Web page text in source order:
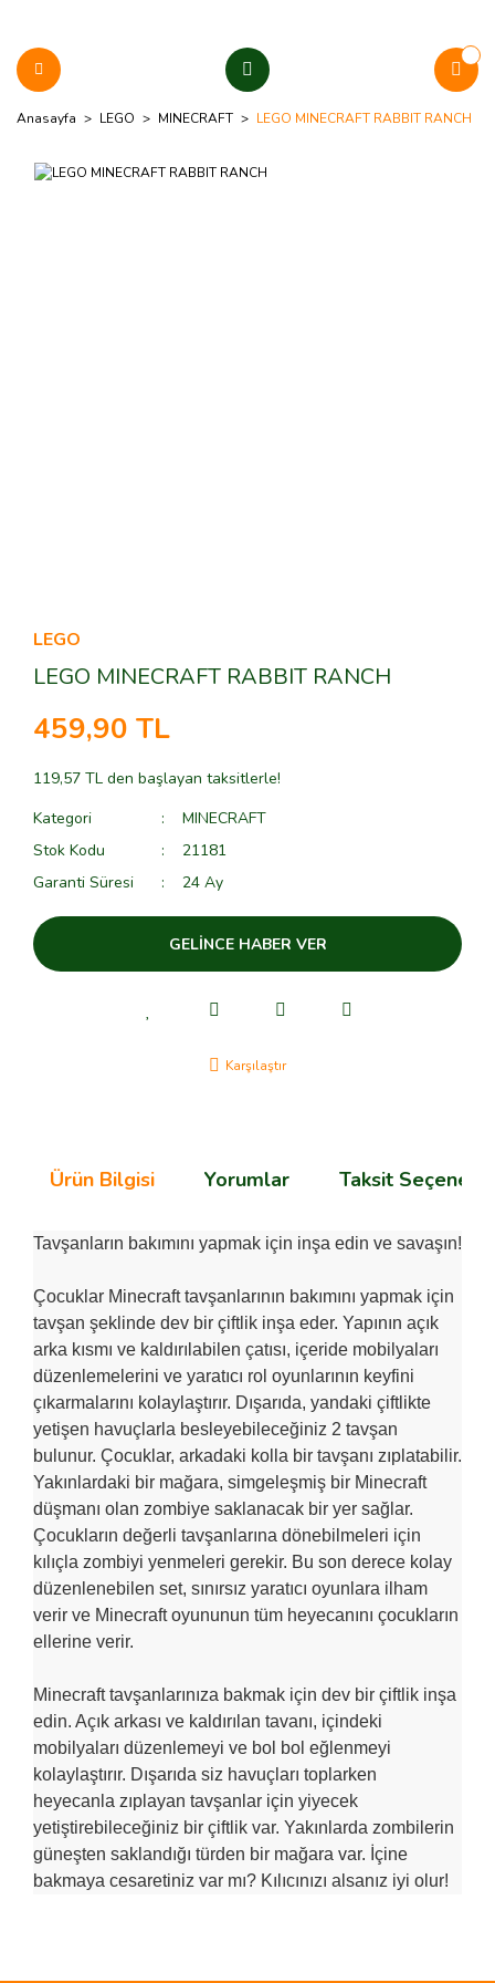
Anasayfa LEGO MINECRAFT LEGO MINECRAFT RABBIT RANCH
LEGO
LEGO MINECRAFT RABBIT RANCH
459,90 TL
119,57 TL den başlayan taksitlerle!
Kategori
MINECRAFT
Stok Kodu
21181
Garanti Süresi
24 Ay
GELİNCE HABER VER
Karşılaştır
Ürün Bilgisi Yorumlar Taksit
Tavşanların bakımını yapmak için inşa edin ve savaşın!
Çocuklar Minecraft tavşanlarının bakımını yapmak için
tavşan şeklinde dev bir çiftlik inşa eder. Yapının açık
arka kısmı ve kaldırılabilen çatısı, içeride mobilyaları
düzenlemelerini ve yaratıcı rol oyunlarının keyfini
çıkarmalarını kolaylaştırır. Dışarıda, yandaki çiftlikte
yetişen havuçlarla besleyebileceğiniz 2 tavşan
bulunur. Çocuklar, arkadaki kolla bir tavşanı zıplatabilir.
Yakınlardaki bir mağara, simgeleşmiş bir Minecraft
düşmanı olan zombiye saklanacak bir yer sağlar.
Çocukların değerli tavşanlarına dönebilmeleri için
kılıçla zombiyi yenmeleri gerekir. Bu son derece kolay
düzenlenebilen set, sınırsız yaratıcı oyunlara ilham
verir ve Minecraft oyununun tüm heyecanını çocukların
ellerine verir.
Minecraft tavşanlarınıza bakmak için dev bir çiftlik inşa
edin. Açık arkası ve kaldırılan tavanı, içindeki
mobilyaları düzenlemeyi ve bol bol eğlenmeyi
kolaylaştırır. Dışarıda siz havuçları toplarken
heyecanla zıplayan tavşanlar için yiyecek
yetiştirebileceğiniz bir çiftlik var. Yakınlarda zombilerin
güneşten saklandığı türden bir mağara var. İçine
bakmaya cesaretiniz var mı? Kılıcınızı alsanız iyi olur!